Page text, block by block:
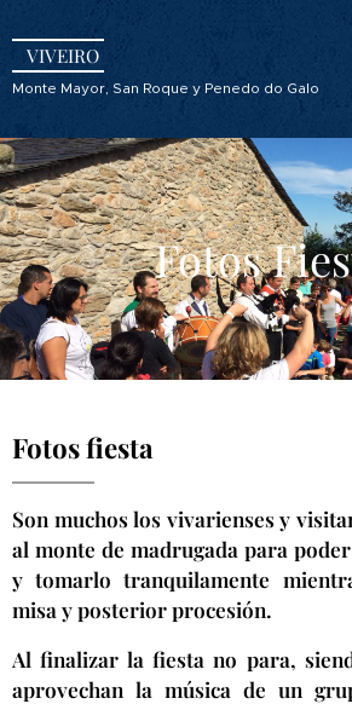
VIVEIRO
Monte Mayor, San Roque y Penedo do Galo
Fotos
Fotos fiesta
Son muchos los vivarienses y
al monte de madrugada para
y tomarlo tranquilamente
misa y posterior procesión.
Al finalizar la fiesta no para,
aprovechan la música de un